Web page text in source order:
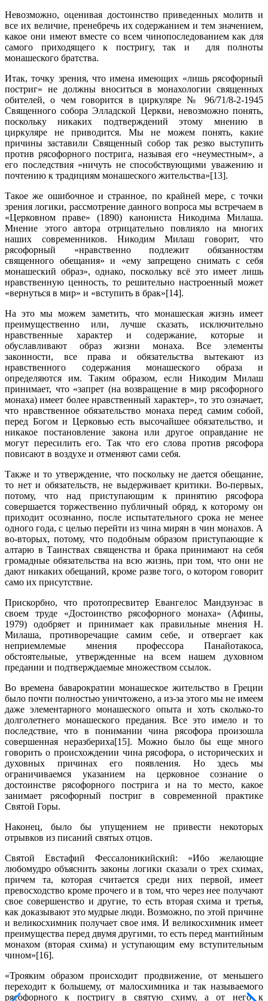
Невозможно, оценивая достоинство приведенных молитв и
все их величие, пренебречь их содержанием и тем значением,
какое они имеют вместе со всем чинопоследованием как для
самого приходящего к постригу, так и для полноты
монашеского братства.
Итак, точку зрения, что имена имеющих «лишь рясофорный
постриг» не должны вноситься в монахологии священных
обителей, о чем говорится в циркуляре № 96/71/8-2-1945
Священного собора Элладской Церкви, невозможно понять,
поскольку никаких подтверждений этому мнению в
циркуляре не приводится. Мы не можем понять, какие
причины заставили Священный собор так резко выступить
против рясофорного пострига, называя его «неуместным», а
его последствия «ничуть не способствующими уважению и
почтению к традициям монашеского жительства»[13].
Такое же ошибочное и странное, по крайней мере, с точки
зрения логики, рассмотрение данного вопроса мы встречаем в
«Церковном праве» (1890) канониста Никодима Милаша.
Мнение этого автора отрицательно повлияло на многих
наших современников. Никодим Милаш говорит, что
рясофорный «нравственно подлежит обязанностям
священного обещания» и «ему запрещено снимать с себя
монашеский образ», однако, поскольку всё это имеет лишь
нравственную ценность, то решительно настроенный может
«вернуться в мир» и «вступить в брак»[14].
На это мы можем заметить, что монашеская жизнь имеет
преимущественно или, лучше сказать, исключительно
нравственные характер и содержание, которые и
обуславливают образ жизни монаха. Все элементы
законности, все права и обязательства вытекают из
нравственного содержания монашеского образа и
определяются им. Таким образом, если Никодим Милаш
принимает, что «запрет (на возвращение в мир рясофорного
монаха) имеет более нравственный характер», то это означает,
что нравственное обязательство монаха перед самим собой,
перед Богом и Церковью есть высочайшее обязательство, и
никакое постановление закона или другое оправдание не
могут пересилить его. Так что его слова против рясофора
повисают в воздухе и отменяют сами себя.
Также и то утверждение, что поскольку не дается обещание,
то нет и обязательств, не выдерживает критики. Во-первых,
потому, что над приступающим к принятию рясофора
совершается торжественно публичный обряд, к которому он
приходит осознанно, после испытательного срока не менее
одного года, с целью перейти из чина мирян в чин монахов. А
во-вторых, потому, что подобным образом приступающие к
алтарю в Таинствах священства и брака принимают на себя
громадные обязательства на всю жизнь, при том, что они не
дают никаких обещаний, кроме разве того, о котором говорит
само их присутствие.
Прискорбно, что протопресвитер Евангелос Мандзунэас в
своем труде «Достоинство рясофорного монаха» (Афины,
1979) одобряет и принимает как правильные мнения Н.
Милаша, противоречащие самим себе, и отвергает как
неприемлемые мнения профессора Панайотакоса,
обстоятельные, утвержденные на всем нашем духовном
предании и подтверждаемые множеством ссылок.
Во времена баварократии монашеское жительство в Греции
было почти полностью уничтожено, а из-за этого мы не имеем
даже элементарного монашеского опыта и хоть сколько-то
долголетнего монашеского предания. Все это имело и то
последствие, что в понимании чина рясофора произошла
совершенная неразбериха[15]. Можно было бы еще много
говорить о происхождении чина рясофора, о исторических и
духовных причинах его появления. Но здесь мы
ограничиваемся указанием на церковное сознание о
достоинстве рясофорного пострига и на то место, какое
занимает рясофорный постриг в современной практике
Святой Горы.
Наконец, было бы упущением не привести некоторых
отрывков из писаний святых отцов.
Святой Евстафий Фессалоникийский: «Ибо желающие
любомудро объяснить законы логики сказали о трех схимах,
причем та, которая считается среди них первой, имеет
превосходство кроме прочего и в том, что через нее получают
свое совершенство и другие, то есть вторая схима и третья,
как доказывают это мудрые люди. Возможно, по этой причине
и великосхимник получает свое имя. И великосхимник имеет
преимущества перед двумя другими, то есть перед мантийным
монахом (вторая схима) и уступающим ему вступительным
чином»[16].
«Трояким образом происходит продвижение, от меньшего
переходит к большему, от малосхимника и так называемого
рясофорного к постригу в святую схиму, а от него к